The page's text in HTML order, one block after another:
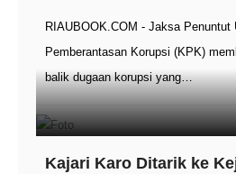
RIAUBOOK.COM - Jaksa Penuntut
Pemberantasan Korupsi (KPK)
balik dugaan korupsi yang…
Kajari Karo Ditarik ke